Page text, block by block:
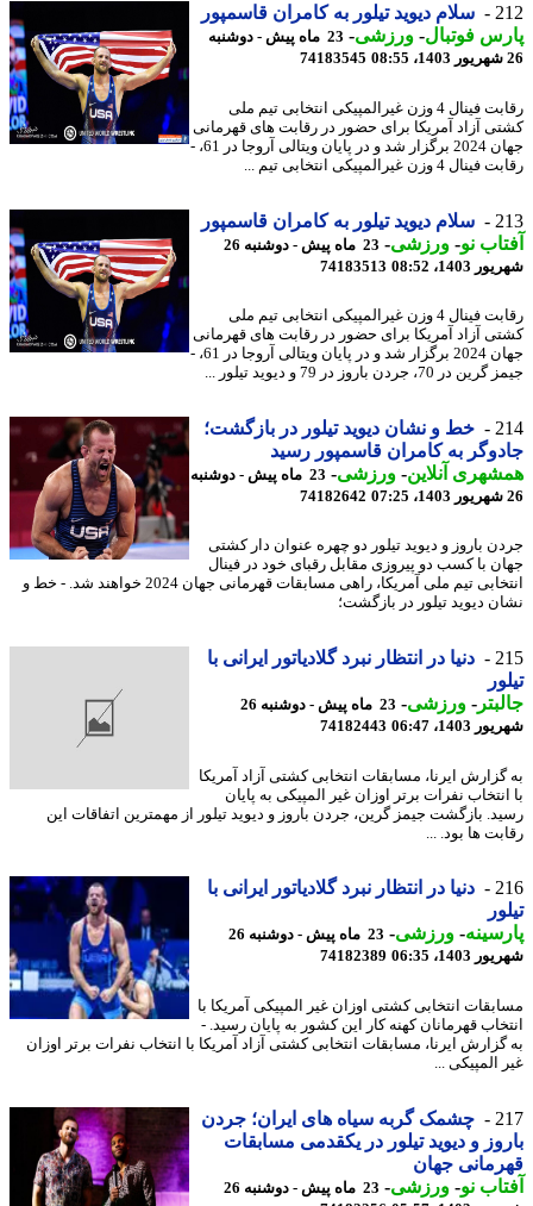
سلام دیوید تیلور به کامران قاسمپور
فوتبال-ورزشی-
23 ماه پیش - دوشنبه
74183545
رقابت فینال 4 وزن غیرالمپیکی انتخابی تیم ملی
آزاد آمریکا برای حضور در رقابت های قهرمانی
جهان 2024 برگزار شد و در پایان ویتالی آروجا در 61، -
4 وزن غیرالمپیکی انتخابی تیم ...
سلام دیوید تیلور به کامران قاسمپور
نو- ورزشی-
23 ماه پیش - دوشنبه 26
08:52
74183513
رقابت فینال 4 وزن غیرالمپیکی انتخابی تیم ملی
آزاد آمریکا برای حضور در رقابت های قهرمانی
جهان 2024 برگزار شد و در پایان ویتالی آروجا در 61، -
70، جردن باروز در 79 و دیوید تیلور ...
خط و نشان دیوید تیلور در بازگشت؛
به کامران قاسمپور رسید
آنلاین-ورزشی-
23 ماه پیش - دوشنبه
74182642
باروز و دیوید تیلور دو چهره عنوان دار کشتی
با کسب دو پیروزی مقابل رقبای خود در فینال
انتخابی تیم ملی آمریکا، راهی مسابقات قهرمانی جهان 2024 خواهند شد. - خط و
دیوید تیلور در بازگشت؛
دنیا در انتظار نبرد گلادیاتور ایرانی با
-ورزشی-
23 ماه پیش - دوشنبه 26
06:47
74182443
ایرنا، مسابقات انتخابی کشتی آزاد آمریکا
نفرات برتر اوزان غیر المپیکی به پایان
بازگشت جیمز گرین، جردن باروز و دیوید تیلور از مهمترین اتفاقات این
ها بود. ...
دنیا در انتظار نبرد گلادیاتور ایرانی با
-ورزشی-
23 ماه پیش - دوشنبه 26
06:35
74182389
انتخابی کشتی اوزان غیر المپیکی آمریکا با
قهرمانان کهنه کار این کشور به پایان رسید. -
ایرنا، مسابقات انتخابی کشتی آزاد آمریکا با انتخاب نفرات برتر اوزان
المپیکی ...
چشمک گربه سیاه های ایران؛ جردن
و دیوید تیلور در یکقدمی مسابقات
جهان
نو- ورزشی-
23 ماه پیش - دوشنبه 26